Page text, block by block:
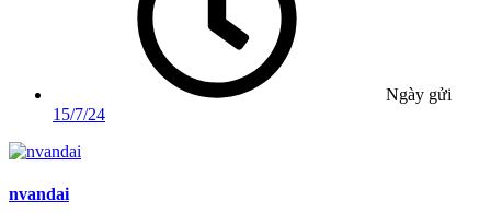
Ngày gửi
15/7/24
nvandai